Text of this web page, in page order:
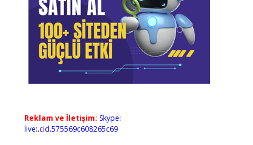
Reklam ve İletişim: Skype:
live:.cid.575569c608265c69